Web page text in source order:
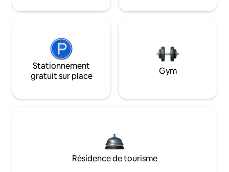
Stationnement
gratuit sur place
Gym
Résidence de tourisme